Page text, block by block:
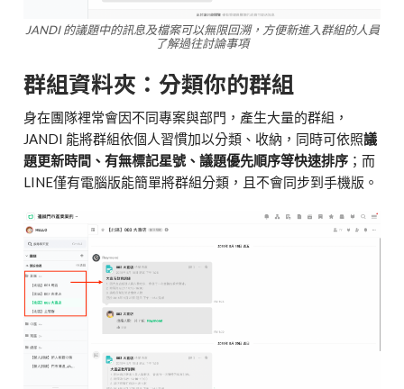
JANDI 的議題中的訊息及檔案可以無限回溯，方便新進入群組的人員
了解過往討論事項
群組資料夾：分類你的群組
身在團隊裡常會因不同專案與部門，產生大量的群組，
JANDI 能將群組依個人習慣加以分類、收納，同時可依照議
題更新時間、有無標記星號、議題優先順序等快速排序 ；而
LINE僅有電腦版能簡單將群組分類，且不會同步到手機版。